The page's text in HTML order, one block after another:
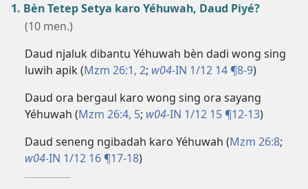
1. Bèn Tetep Setya karo Yéhuwah, Daud Piyé?
(10 men.)
Daud njaluk dibantu Yéhuwah bèn dadi wong sing
luwih apik (Mzm 26:​1, 2; w04-IN 1/12 14 ¶8-9)
Daud ora bergaul karo wong sing ora sayang
Yéhuwah (Mzm 26:​4, 5; w04-IN 1/12 15 ¶12-13)
Daud seneng ngibadah karo Yéhuwah (Mzm 26:8;
w04-IN 1/12 16 ¶17-18)